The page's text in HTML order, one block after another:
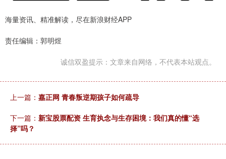
海量资讯、精准解读，尽在新浪财经APP
责任编辑：郭明煜
诚信双盈提示：文章来自网络，不代表本站观点。
上一篇： 嘉正网 青春叛逆期孩子如何疏导
下一篇： 新宝股票配资 生育执念与生存困境：我们真的懂“选
择”吗？